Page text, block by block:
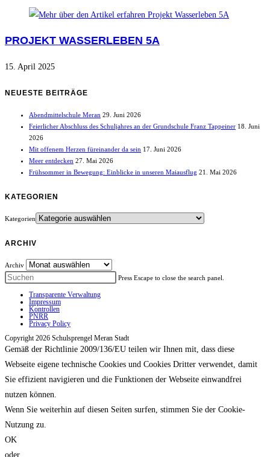
PROJEKT WASSERLEBEN 5A
15. April 2025
NEUESTE BEITRÄGE
Abendmittelschule Meran 29. Juni 2026
Feierlicher Abschluss des Schuljahres an der Grundschule Franz Tappeiner 18. Juni
2026
Mit offenem Herzen füreinander da sein 17. Juni 2026
Meer entdecken 27. Mai 2026
Frühsommer in Bewegung: Einblicke in unseren Maiausflug 21. Mai 2026
KATEGORIEN
Kategorien
ARCHIV
Archiv
Press Escape to close the search panel.
Transparente Verwaltung
Impressum
Kontrollen
PNRR
Privacy Policy
Copyright 2026 Schulsprengel Meran Stadt
Gemäß der Richtlinie 2009/136/EU teilen wir Ihnen mit, dass diese
Webseite eigene technische Cookies und Cookies Dritter verwendet, damit
Sie effizient navigieren und die Funktionen der Webseite einwandfrei
nutzen können.
Wenn Sie weiterhin auf diesen Seiten surfen, stimmen Sie der Cookie-
Nutzung zu.
OK
oder